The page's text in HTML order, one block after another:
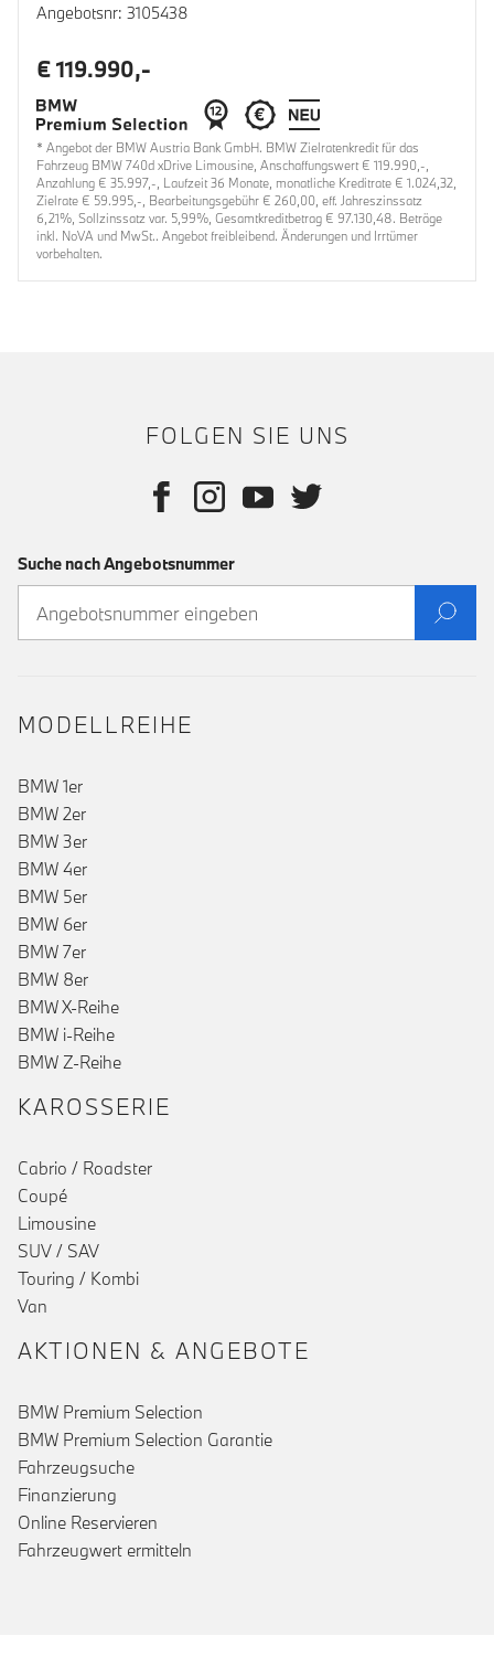
Angebotsnr: 3105438
€ 119.990,-
* Angebot der BMW Austria Bank GmbH. BMW Zielratenkredit für das
Fahrzeug BMW 740d xDrive Limousine, Anschaffungswert € 119.990,-,
Anzahlung € 35.997,-, Laufzeit 36 Monate, monatliche Kreditrate € 1.024,32,
Zielrate € 59.995,-, Bearbeitungsgebühr € 260,00, eff. Jahreszinssatz
6,21%, Sollzinssatz var. 5,99%, Gesamtkreditbetrag € 97.130,48. Beträge
inkl. NoVA und MwSt.. Angebot freibleibend. Änderungen und Irrtümer
vorbehalten.
FOLGEN SIE UNS
Suche nach Angebotsnummer
MODELLREIHE
BMW 1er
BMW 2er
BMW 3er
BMW 4er
BMW 5er
BMW 6er
BMW 7er()
BMW 8er
BMW X-Reihe
BMW i-Reihe
BMW Z-Reihe
KAROSSERIE
Cabrio / Roadster
Coupé
Limousine
SUV / SAV
Touring / Kombi
Van
AKTIONEN & ANGEBOTE
BMW Premium Selection
BMW Premium Selection Garantie
Fahrzeugsuche
Finanzierung
Online Reservieren
Fahrzeugwert ermitteln